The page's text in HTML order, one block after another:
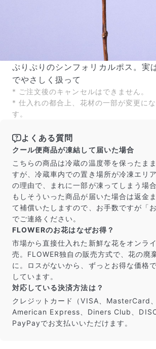
ぷりぷりのシンフォリカルポス。実
でやさしく扱って
* ご注文後のキャンセルはできません。
* 仕入れの都合上、花材の一部が変更に
す。
よくある質問
クール便商品が凍結して届いた場合
こちらの商品は冷蔵の温度帯を保ったま
すが、冷蔵車内での置き場所が冷凍エリ
の理由で、まれに一部が凍ってしまう場
もしそういった商品が届いた場合は返金
て補償いたしますので、お手数ですが「
でご連絡ください。
FLOWERのお花はなぜお得？
市場から直接仕入れた新鮮な花をオンラ
売。FLOWER独自の販売方式で、花の廃
に。ロスがないから、ずっとお得な価格
しています。
対応している決済方法は？
クレジットカード（VISA、MasterCard
American Express、Diners Club、
PayPayでお支払いいただけます。